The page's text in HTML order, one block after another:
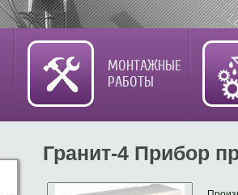
МОНТАЖНЫЕ
РАБОТЫ
Гранит-4 Прибор